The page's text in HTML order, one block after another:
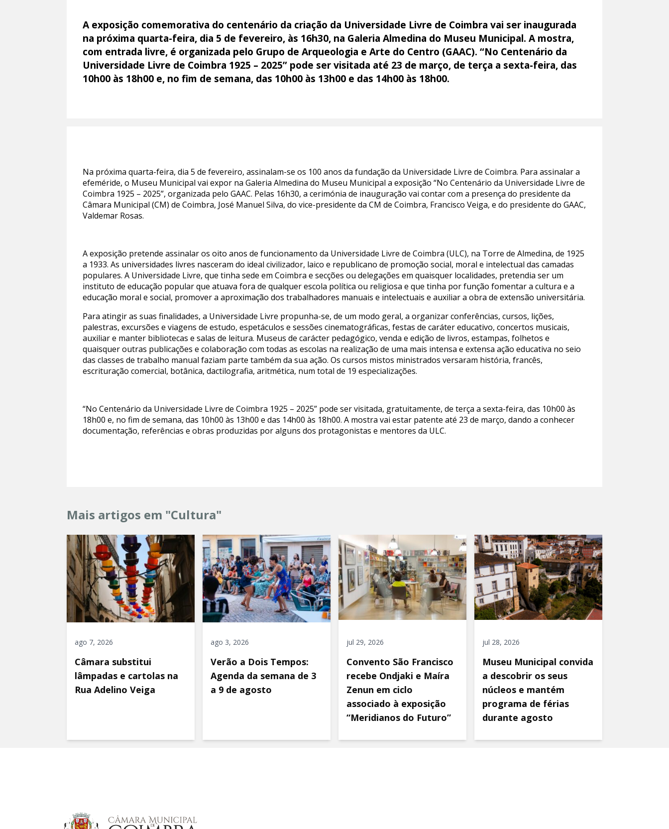
A exposição comemorativa do centenário da criação da Universidade Livre de Coimbra vai ser inaugurada
na próxima quarta-feira, dia 5 de fevereiro, às 16h30, na Galeria Almedina do Museu Municipal. A mostra,
com entrada livre, é organizada pelo Grupo de Arqueologia e Arte do Centro (GAAC). “No Centenário da
Universidade Livre de Coimbra 1925 – 2025” pode ser visitada até 23 de março, de terça a sexta-feira, das
10h00 às 18h00 e, no fim de semana, das 10h00 às 13h00 e das 14h00 às 18h00.
Na próxima quarta-feira, dia 5 de fevereiro, assinalam-se os 100 anos da fundação da Universidade Livre de Coimbra. Para assinalar a
efeméride, o Museu Municipal vai expor na Galeria Almedina do Museu Municipal a exposição “No Centenário da Universidade Livre de
Coimbra 1925 – 2025”, organizada pelo GAAC. Pelas 16h30, a cerimónia de inauguração vai contar com a presença do presidente da
Câmara Municipal (CM) de Coimbra, José Manuel Silva, do vice-presidente da CM de Coimbra, Francisco Veiga, e do presidente do GAAC,
Valdemar Rosas.
A exposição pretende assinalar os oito anos de funcionamento da Universidade Livre de Coimbra (ULC), na Torre de Almedina, de 1925
a 1933. As universidades livres nasceram do ideal civilizador, laico e republicano de promoção social, moral e intelectual das camadas
populares. A Universidade Livre, que tinha sede em Coimbra e secções ou delegações em quaisquer localidades, pretendia ser um
instituto de educação popular que atuava fora de qualquer escola política ou religiosa e que tinha por função fomentar a cultura e a
educação moral e social, promover a aproximação dos trabalhadores manuais e intelectuais e auxiliar a obra de extensão universitária.
Para atingir as suas finalidades, a Universidade Livre propunha-se, de um modo geral, a organizar conferências, cursos, lições,
palestras, excursões e viagens de estudo, espetáculos e sessões cinematográficas, festas de caráter educativo, concertos musicais,
auxiliar e manter bibliotecas e salas de leitura. Museus de carácter pedagógico, venda e edição de livros, estampas, folhetos e
quaisquer outras publicações e colaboração com todas as escolas na realização de uma mais intensa e extensa ação educativa no seio
das classes de trabalho manual faziam parte também da sua ação. Os cursos mistos ministrados versaram história, francês,
escrituração comercial, botânica, dactilografia, aritmética, num total de 19 especializações.
“No Centenário da Universidade Livre de Coimbra 1925 – 2025” pode ser visitada, gratuitamente, de terça a sexta-feira, das 10h00 às
18h00 e, no fim de semana, das 10h00 às 13h00 e das 14h00 às 18h00. A mostra vai estar patente até 23 de março, dando a conhecer
documentação, referências e obras produzidas por alguns dos protagonistas e mentores da ULC.
Mais artigos em "Cultura"
ago 7, 2026
Câmara substitui
lâmpadas e cartolas na
Rua Adelino Veiga
ago 3, 2026
Verão a Dois Tempos:
Agenda da semana de 3
a 9 de agosto
jul 29, 2026
Convento São Francisco
recebe Ondjaki e Maíra
Zenun em ciclo
associado à exposição
“Meridianos do Futuro”
jul 28, 2026
Museu Municipal convida
a descobrir os seus
núcleos e mantém
programa de férias
durante agosto